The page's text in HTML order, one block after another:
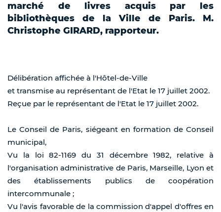
marché de livres acquis par les
bibliothèques de la Ville de Paris. M.
Christophe GIRARD, rapporteur.
Délibération affichée à l'Hôtel-de-Ville
et transmise au représentant de l'Etat le 17 juillet 2002.
Reçue par le représentant de l'Etat le 17 juillet 2002.
Le Conseil de Paris, siégeant en formation de Conseil
municipal,
Vu la loi 82-1169 du 31 décembre 1982, relative à
l'organisation administrative de Paris, Marseille, Lyon et
des établissements publics de coopération
intercommunale ;
Vu l'avis favorable de la commission d'appel d'offres en